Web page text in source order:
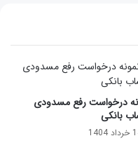
درخواست رفع مسدودی
بانکی